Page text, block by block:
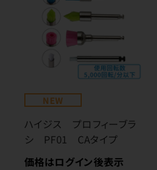
NEW
ハイジス プロフィーブラ
シ PF01 CAタイプ
価格はログイン後表示